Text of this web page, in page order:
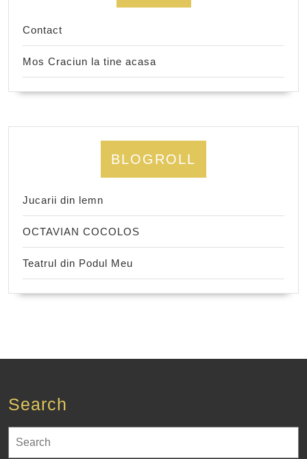
Contact
Mos Craciun la tine acasa
BLOGROLL
Jucarii din lemn
OCTAVIAN COCOLOS
Teatrul din Podul Meu
Search
for: